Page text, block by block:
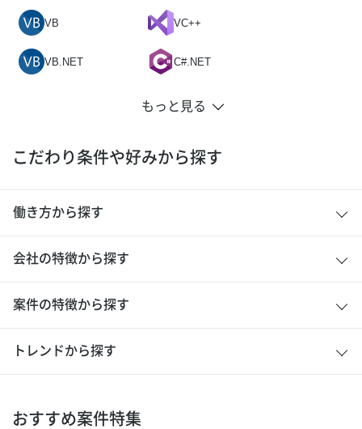
VB VC++
VB.NET C#.NET
こだわり条件や好みから探す
働き方から探す
会社の特徴から探す
案件の特徴から探す
トレンドから探す
おすすめ案件特集